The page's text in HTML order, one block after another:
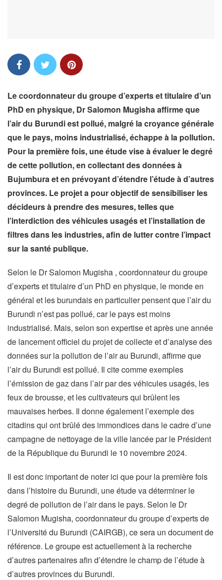
Le coordonnateur du groupe d’experts et titulaire d’un
PhD en physique, Dr Salomon Mugisha affirme que
l’air du Burundi est pollué, malgré la croyance générale
que le pays, moins industrialisé, échappe à la pollution.
Pour la première fois, une étude vise à évaluer le degré
de cette pollution, en collectant des données à
Bujumbura et en prévoyant d’étendre l’étude à d’autres
provinces. Le projet a pour objectif de sensibiliser les
décideurs à prendre des mesures, telles que
l’interdiction des véhicules usagés et l’installation de
filtres dans les industries, afin de lutter contre l’impact
sur la santé publique.
Selon le Dr Salomon Mugisha , coordonnateur du groupe
d’experts et titulaire d’un PhD en physique, le monde en
général et les burundais en particulier pensent que l’air du
Burundi n’est pas pollué, car le pays est moins
industrialisé. Mais, selon son expertise et après une année
de lancement officiel du projet de collecte et d’analyse des
données sur la pollution de l’air au Burundi, affirme que
l’air du Burundi est pollué. Il cite comme exemples
l’émission de gaz dans l’air par des véhicules usagés, les
feux de brousse, et les cultivateurs qui brûlent les
mauvaises herbes. Il donne également l’exemple des
citadins qui ont brûlé des immondices dans le cadre d’une
campagne de nettoyage de la ville lancée par le Président
de la République du Burundi le 10 novembre 2024.
Il est donc important de noter ici que pour la première fois
dans l’histoire du Burundi, une étude va déterminer le
degré de pollution de l’air dans le pays. Selon le Dr
Salomon Mugisha, coordonnateur du groupe d’experts de
l’Université du Burundi (CAIRGB), ce sera un document de
référence. Le groupe est actuellement à la recherche
d’autres partenaires afin d’étendre le champ de l’étude à
d’autres provinces du Burundi.